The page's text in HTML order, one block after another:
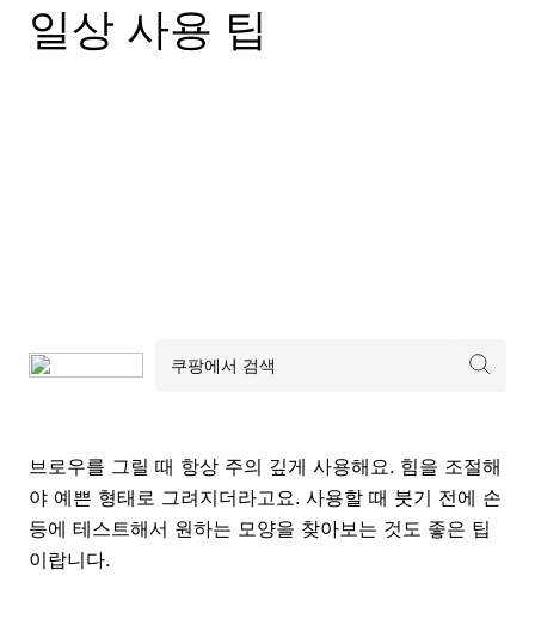
일상 사용 팁
브로우를 그릴 때 항상 주의 깊게 사용해요. 힘을 조절해
야 예쁜 형태로 그려지더라고요. 사용할 때 붓기 전에 손
등에 테스트해서 원하는 모양을 찾아보는 것도 좋은 팁
이랍니다.